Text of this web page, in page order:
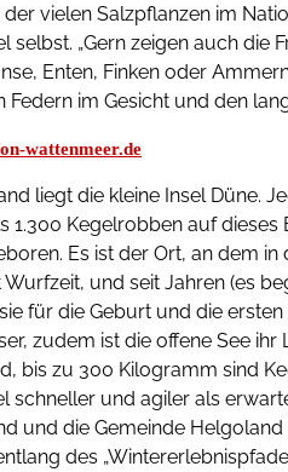
vielen Salzpflanzen im
selbst. „Gern zeigen auch
Enten, Finken oder
Federn im Gesicht und den
wattenmeer.de
liegt die kleine Insel Düne.
1.300 Kegelrobben auf
Es ist der Ort, an dem
Wurfzeit, und seit Jahren (es
für die Geburt und die
zudem ist die offene See
bis zu 300 Kilogramm sind
schneller und agiler als
und die Gemeinde
des